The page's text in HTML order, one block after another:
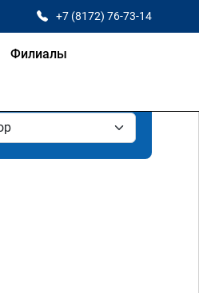
+7 (8172) 76-73-14
Филиалы